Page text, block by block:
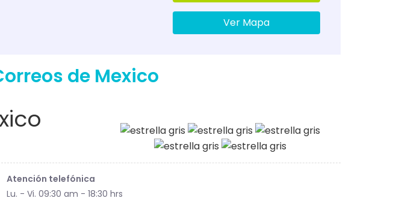
Ver Mapa
de Mexico
Atención telefónica
Lu. - Vi. 09:30 am - 18:30 hrs